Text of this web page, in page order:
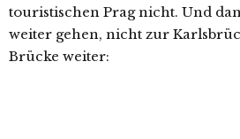
touristischen Prag nicht. Und
weiter gehen, nicht zur
Brücke weiter: